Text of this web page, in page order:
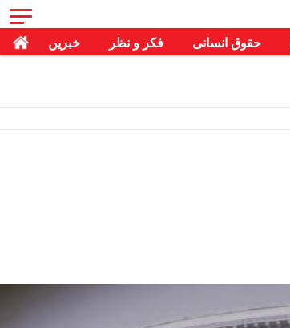
خبریں فکر و نظر حقوق انسانی